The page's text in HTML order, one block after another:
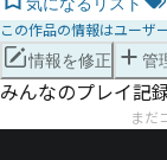
この作品の情報はユーザ
情報を修正 管
みんなのプレイ記
まだ